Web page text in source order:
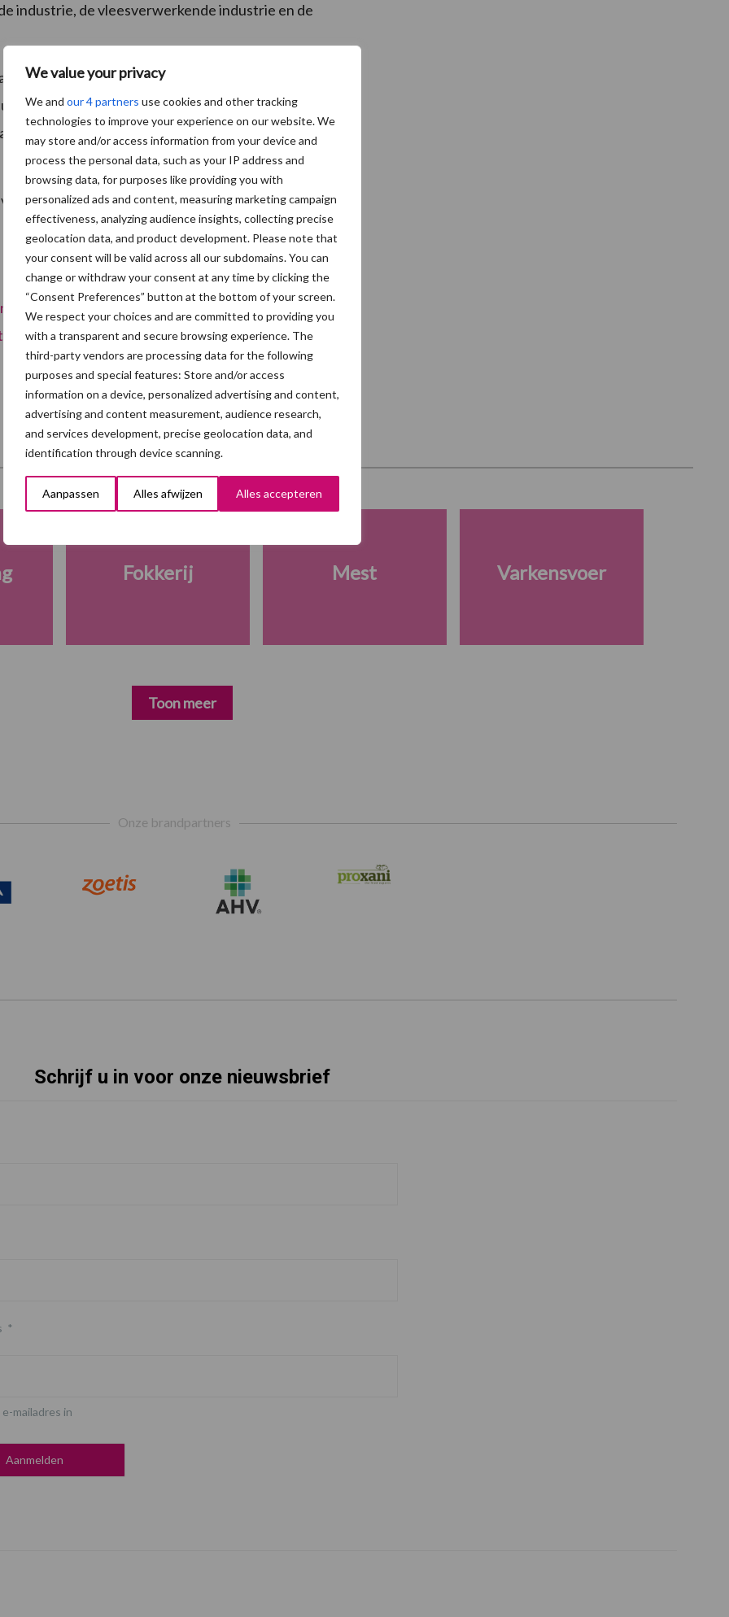
We value your privacy
We and our 4 partners use cookies and other tracking
technologies to improve your experience on our website. We
may store and/or access information from your device and
process the personal data, such as your IP address and
browsing data, for purposes like providing you with
personalized ads and content, measuring marketing campaign
effectiveness, analyzing audience insights, collecting precise
geolocation data, and product development. Please note that
your consent will be valid across all our subdomains. You can
change or withdraw your consent at any time by clicking the
“Consent Preferences” button at the bottom of your screen.
We respect your choices and are committed to providing you
with a transparent and secure browsing experience. The
third-party vendors are processing data for the following
purposes and special features: Store and/or access
information on a device, personalized advertising and content,
advertising and content measurement, audience research,
and services development, precise geolocation data, and
identification through device scanning.
Aanpassen Alles afwijzen Alles accepteren
industrie, de vleesverwerkende industrie en de
op de vraagzijde van de varkenskolom. Zo wordt
voor varkensvlees besproken. Gezien de
komt ook de buitenlandse handel in
in België en in de buurlanden wordt
analyses_studies/actualisation_etude_filiere_por
Fokkerij Mest Varkensvoer
Toon meer
Onze brandpartners
Schrijf u in voor onze nieuwsbrief
*
mailadres in